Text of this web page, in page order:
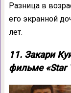
Разница в
его экранной
лет.
11. Закари
фильме «Star